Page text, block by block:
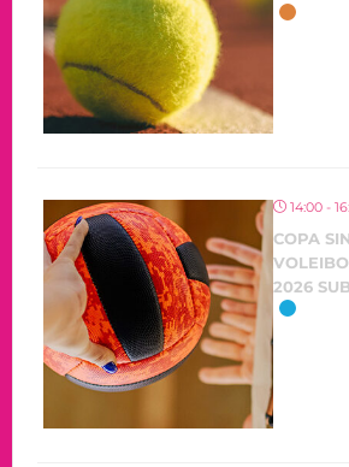
14:00 -
COPA
2026